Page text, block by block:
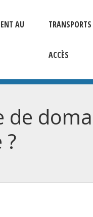
AU
ACCÈS